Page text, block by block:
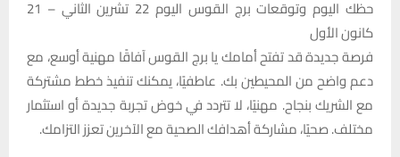
حظك اليوم وتوقعات برج القوس اليوم 22 تشرين الثاني – 21
كانون الأول
فرصة جديدة قد تفتح أمامك يا برج القوس آفاقًا مهنية أوسع، مع
دعم واضح من المحيطين بك. عاطفيًا، يمكنك تنفيذ خطط مشتركة
مع الشريك بنجاح. مهنيًا، لا تتردد في خوض تجربة جديدة أو استثمار
مختلف. صحيًا، مشاركة أهدافك الصحية مع الآخرين تعزز التزامك.